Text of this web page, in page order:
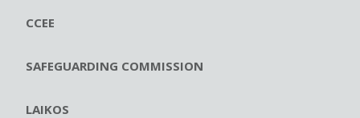
CCEE
SAFEGUARDING COMMISSION
LAIKOS